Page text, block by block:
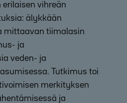
vihreän
älykkään
mittaavan tiimalasin
ja
veden- ja
Tutkimus toi
merkityksen
ja